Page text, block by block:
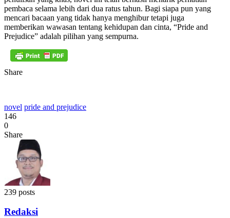
pembaca selama lebih dari dua ratus tahun. Bagi siapa pun yang
mencari bacaan yang tidak hanya menghibur tetapi juga
memberikan wawasan tentang kehidupan dan cinta, “Pride and
Prejudice” adalah pilihan yang sempurna.
Share
novel pride and prejudice
146
0
Share
239 posts
Redaksi